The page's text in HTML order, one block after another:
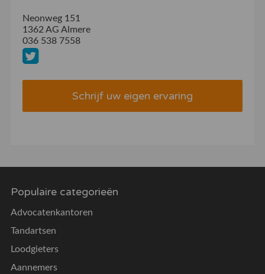
Neonweg 151
1362 AG Almere
036 538 7558
Schrijf uw eigen ervaring
Populaire categorieën
Advocatenkantoren
Tandartsen
Loodgieters
Aannemers